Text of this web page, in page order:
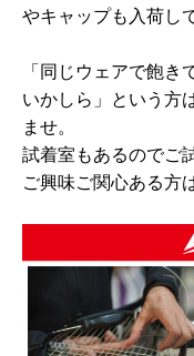
やキャップも入荷し
「同じウェアで飽
いかしら」という方
ませ。
試着室もあるのでご
ご興味ご関心ある方